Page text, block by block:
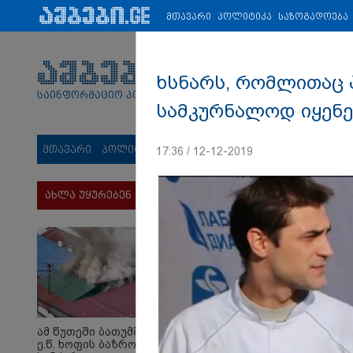
პარტნიორები: ახალი ამბები ეკონომიკა ვიდეო
საინფორმაციო პორტალი
მთავარი პოლიტიკა საზოგადოება
ახლა უყურებენ
ამ წუთეში ბათუმში,
ე.წ. ხოფის ბაზრობაზე
მთავარი პოლიტიკა საზოგადოება
ხსნარს, რომლითაც
სამკურნალოდ
17:36 / 12-12-2019